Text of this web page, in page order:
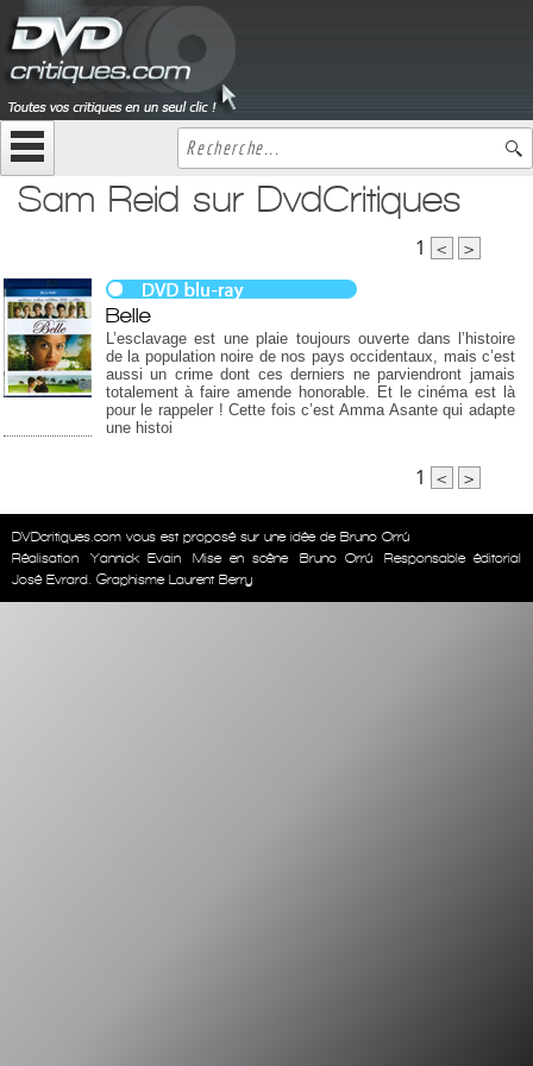
Sam Reid sur DvdCritiques
1 < >
Belle
L’esclavage est une plaie toujours ouverte dans l’histoire
de la population noire de nos pays occidentaux, mais c’est
aussi un crime dont ces derniers ne parviendront jamais
totalement à faire amende honorable. Et le cinéma est là
pour le rappeler ! Cette fois c’est Amma Asante qui adapte
une histoi
1 < >
DVDcritiques.com vous est proposé sur une idée de Bruno Orrú
Réalisation
Yannick Evain Mise en scène Bruno Orrú
Responsable éditorial
José Evrard. Graphisme Laurent Berry